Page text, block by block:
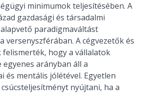
minimumok teljesítésében. A
gazdasági és társadalmi
paradigmaváltást
versenyszférában. A cégvezetők és
felismerték, hogy a vállalatok
arányban áll a
és mentális jólétével. Egyetlen
nyújtani, ha a